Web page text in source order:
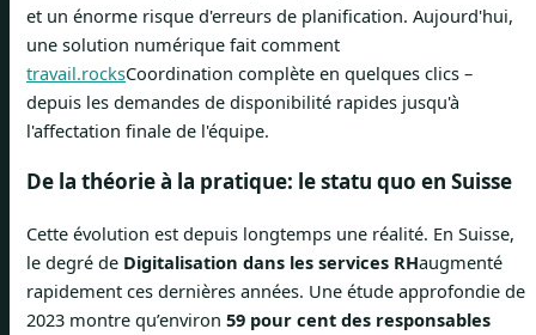
et un énorme risque d'erreurs de planification. Aujourd'hui,
une solution numérique fait comment
travail.rocksCoordination complète en quelques clics –
depuis les demandes de disponibilité rapides jusqu'à
l'affectation finale de l'équipe.
De la théorie à la pratique: le statu quo en Suisse
Cette évolution est depuis longtemps une réalité. En Suisse,
le degré de Digitalisation dans les services RHaugmenté
rapidement ces dernières années. Une étude approfondie de
2023 montre qu’environ 59 pour cent des responsables